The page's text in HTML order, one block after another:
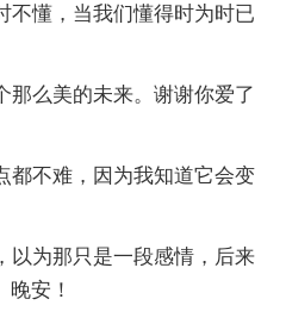
不懂，当我们懂得时为时已
那么美的未来。谢谢你爱了
都不难，因为我知道它会变
以为那只是一段感情，后来
安！